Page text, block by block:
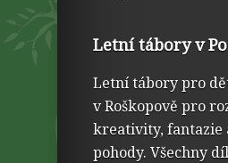
Letní tábory v
Letní tábory pro
v Roškopově pro
kreativity,
pohody. Všechny